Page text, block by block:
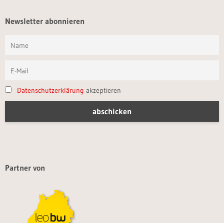
Newsletter abonnieren
Datenschutzerklärung akzeptieren
Partner von